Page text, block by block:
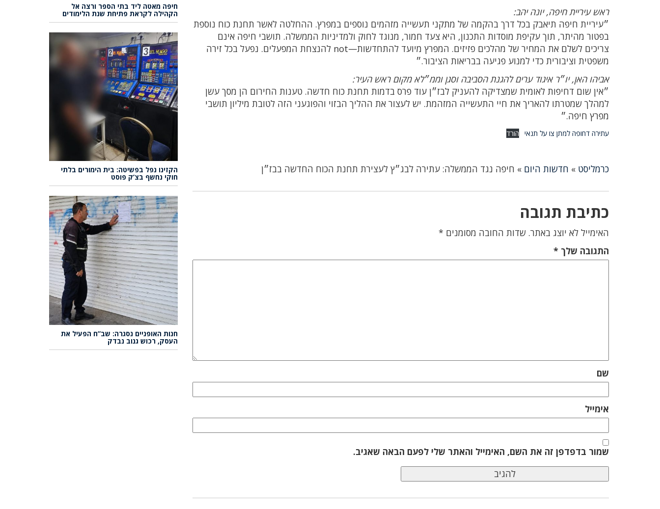
ראש עיריית חיפה, יונה יהב:
״עיריית חיפה תיאבק בכל דרך בהקמה של מתקני תעשייה מזהמים נוספים במפרץ. ההחלטה לאשר תחנת כוח נוספת
בפטור מהיתר, תוך עקיפת מוסדות התכנון, היא צעד חמור, מנוגד לחוק ולמדיניות הממשלה. תושבי חיפה אינם
צריכים לשלם את המחיר של מהלכים פזיזים. המפרץ מיועד להתחדשות—not להנצחת המפעלים. נפעל בכל זירה
משפטית וציבורית כדי למנוע פגיעה בבריאות הציבור.״
אביהו האן, יו״ר איגוד ערים להגנת הסביבה וסגן וממ״לא מקום ראש העיר:
״אין שום דחיפות לאומית שמצדיקה להעניק לבז״ן עוד פרס בדמות תחנת כוח חדשה. טענות החירום הן מסך עשן
למהלך שמטרתו להאריך את חיי התעשייה המזהמת. יש לעצור את ההליך הבזוי והפוגעני הזה לטובת מיליון תושבי
מפרץ חיפה.״
עתירה דחופה למתן צו על תנאי הורד
כרמליסט » חדשות היום » חיפה נגד הממשלה: עתירה לבג״ץ לעצירת תחנת הכוח החדשה בבז״ן
כתיבת תגובה
האימייל לא יוצג באתר. שדות החובה מסומנים *
התגובה שלך*
שם
אימייל
שמור בדפדפן זה את השם, האימייל והאתר שלי לפעם הבאה שאגיב.
חיפה מאטה ליד בתי הספר ורצה אל
הקהילה לקראת פתיחת שנת הלימודים
הקזינו נפל בפשיטה: בית הימורים בלתי
חוקי נחשף בצ’ק פוסט
חנות האופניים נסגרה: שב”ח הפעיל את
העסק, רכוש גנוב נבדק